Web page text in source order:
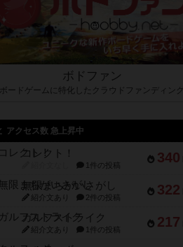
ボドファン
ボードゲームに特化したクラウドファンディング
アクセス数 急上昇中
340
コレクト！
1件の投稿
322
無限まちがいさがし
紹介文あり 2件の投稿
217
ガルフストライク
紹介文あり 1件の投稿